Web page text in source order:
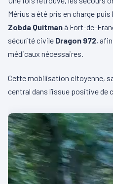
Mérius a été pris en charge
Zobda Quitman à Fort-de-
sécurité civile Dragon 972,
médicaux nécessaires.
Cette mobilisation citoyenne,
central dans l’issue positive